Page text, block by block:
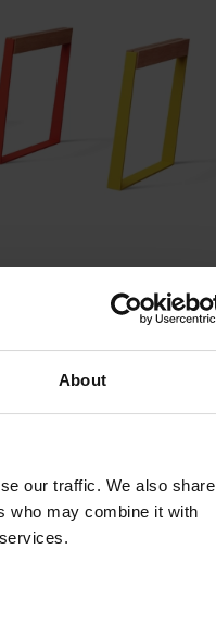
About
our traffic. We also share
who may combine it with